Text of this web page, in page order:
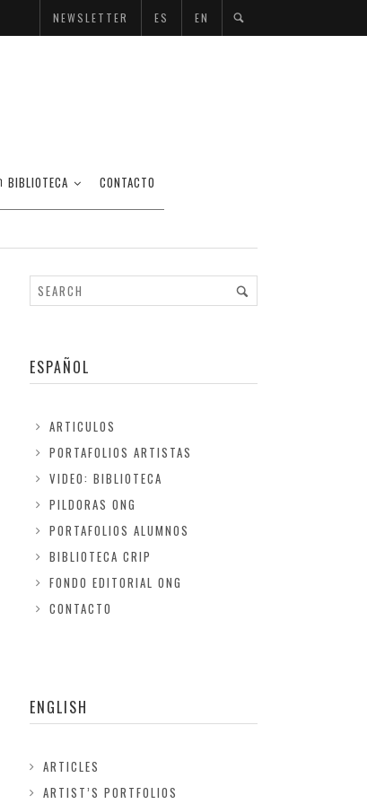
NEWSLETTER ES EN
BIBLIOTECA CONTACTO
ESPAÑOL
ARTICULOS
PORTAFOLIOS ARTISTAS
VIDEO: BIBLIOTECA
PILDORAS ONG
PORTAFOLIOS ALUMNOS
BIBLIOTECA CRIP
FONDO EDITORIAL ONG
CONTACTO
ENGLISH
ARTICLES
ARTIST’S PORTFOLIOS